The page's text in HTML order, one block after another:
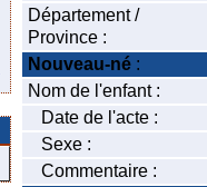
Département /
Province :
Nouveau-né :
Nom de l'enfant :
Date de l'acte :
Sexe :
Commentaire :